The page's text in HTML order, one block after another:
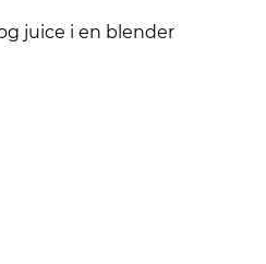
juice i en blender